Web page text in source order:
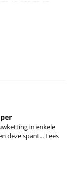
22, 275/50-20,
in enkele
deze spant... Lees